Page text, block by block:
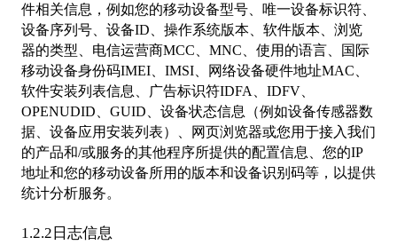
件相关信息，例如您的移动设备型号、唯一设备标识符、
设备序列号、设备ID、操作系统版本、软件版本、浏览
器的类型、电信运营商MCC、MNC、使用的语言、国际
移动设备身份码IMEI、IMSI、网络设备硬件地址MAC、
软件安装列表信息、广告标识符IDFA、IDFV、
OPENUDID、GUID、设备状态信息（例如设备传感器数
据、设备应用安装列表）、网页浏览器或您用于接入我们
的产品和/或服务的其他程序所提供的配置信息、您的IP
地址和您的移动设备所用的版本和设备识别码等，以提供
统计分析服务。
1.2.2日志信息